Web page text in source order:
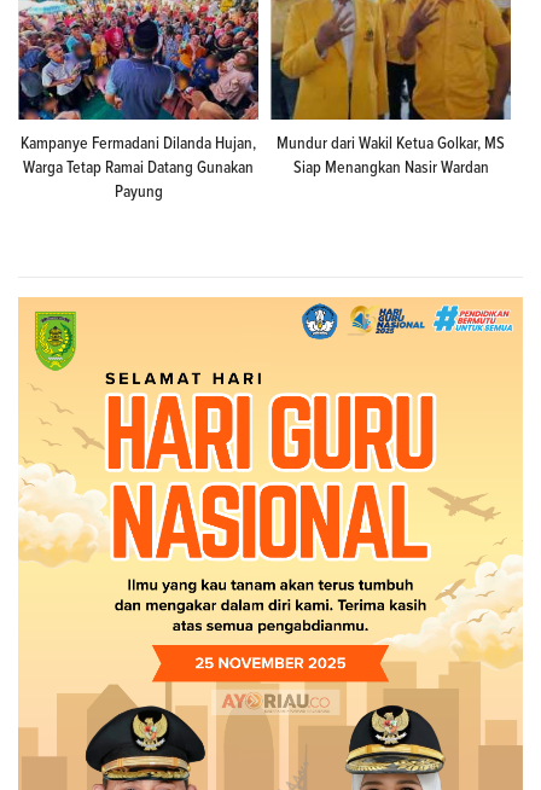
Kampanye Fermadani Dilanda Hujan,
Warga Tetap Ramai Datang Gunakan
Payung
Mundur dari Wakil Ketua Golkar, MS
Siap Menangkan Nasir Wardan